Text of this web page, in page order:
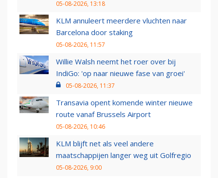
05-08-2026, 13:18
KLM annuleert meerdere vluchten naar
Barcelona door staking
05-08-2026, 11:57
Willie Walsh neemt het roer over bij
IndiGo: 'op naar nieuwe fase van groei'
05-08-2026, 11:37
Transavia opent komende winter nieuwe
route vanaf Brussels Airport
05-08-2026, 10:46
KLM blijft net als veel andere
maatschappijen langer weg uit Golfregio
05-08-2026, 9:00